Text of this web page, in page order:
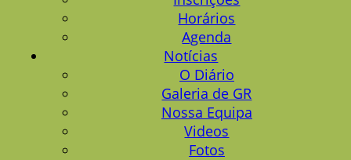
Horários
Agenda
Notícias
O Diário
Galeria de GR
Nossa Equipa
Videos
Fotos